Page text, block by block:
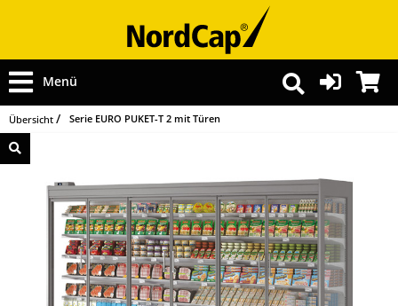
Menü
Übersicht Serie EURO PUKET-T 2 mit Türen